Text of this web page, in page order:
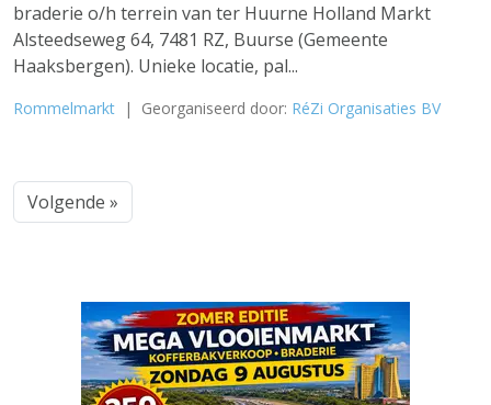
braderie o/h terrein van ter Huurne Holland Markt
Alsteedseweg 64, 7481 RZ, Buurse (Gemeente
Haaksbergen). Unieke locatie, pal...
Rommelmarkt | Georganiseerd door: RéZi Organisaties BV
Volgende »